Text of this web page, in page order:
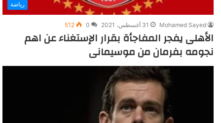
رياضة
Mohamed Sayed 31 أغسطس، 2021 0
512
الأهلى يفجر المفاجأة بقرار الإستغناء عن اهم
نجومه بفرمان من موسيمانى